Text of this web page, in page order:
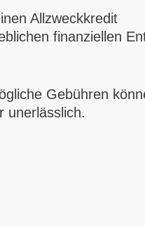
Allzweckkredit
finanziellen
Gebühren
unerlässlich.